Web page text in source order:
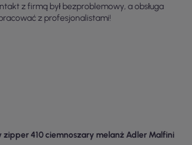
z firmą był bezproblemowy, a obsługa
z profesjonalistami!
zipper 410 ciemnoszary melanż Adler Malfini